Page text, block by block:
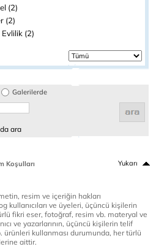
(2)
(2)
(2)
Galerilerde
ara
Koşulları Yukarı
resim ve içeriğin hakları
kullanıcıları ve üyeleri, üçüncü kişilerin
fikri eser, fotoğraf, resim vb. materyal ve
ve yazarlarının, üçüncü kişilerin telif
ürünleri kullanması durumunda, her türlü
aittir.